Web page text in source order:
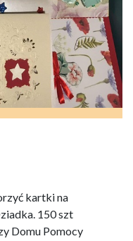
kartki na
150 szt
Domu Pomocy